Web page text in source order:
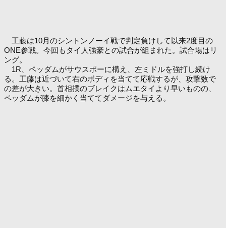
工藤は10月のシントンノーイ戦で判定負けして以来2度目の
ONE参戦。今回もタイ人強豪との試合が組まれた。試合場はリ
ング。
1R、ペッダムがサウスポーに構え、左ミドルを強打し続け
る。工藤は近づいて右のボディを当てて応戦するが、攻撃数で
の差が大きい。首相撲のブレイクはムエタイより早いものの、
ペッダムが膝を細かく当ててダメージを与える。